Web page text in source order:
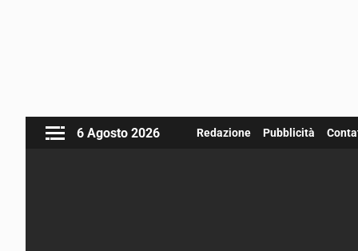
6 Agosto 2026 Redazione Pubblicità